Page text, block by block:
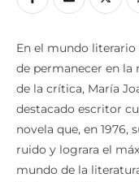
En el mundo
de permanecer en la
de la crítica, María
destacado escritor
novela que, en 1976,
ruido y lograra el
mundo de la